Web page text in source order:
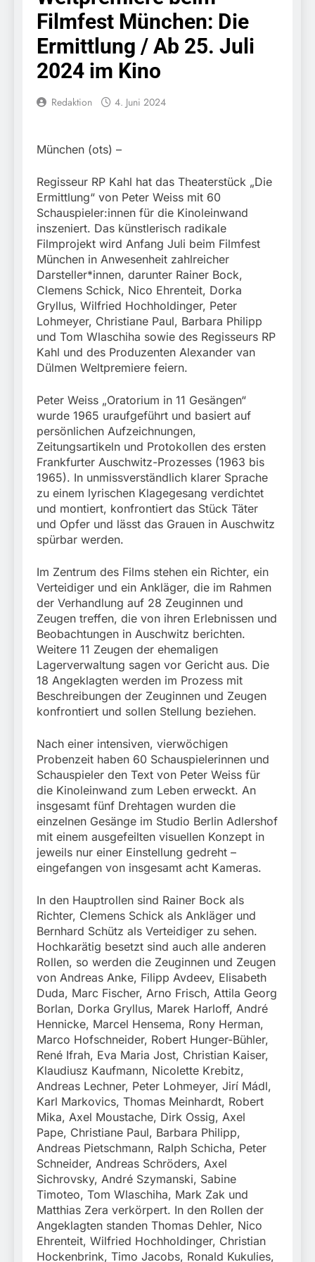
Knopfdruck / Schnelle
Festnahme nach
sexueller Belästigung
Bundespolizeidirektion
München: Bundespolizei
kontrolliert
grenzüberschreitenden
Verkehr / Waffenfund im
7. August 2026
Bundespolizeidirektion
festgenommen als die
fest
6. August 2026
Fundtier
Schrotthändler
erschleicht rund 45.000
Euro Sozialleistungen
Ermittlungen der
Finanzkontrolle
Schwarzarbeit führen zu
rechtskräftiger
Verurteilung wegen
Betrugs
6. August 2026
Bundespolizeidirektion
München: Europaweit
gesuchtes Mitglied einer
kriminellen Vereinigung
geht ins Netz –
Bundespolizei vollstreckt
europäischen
Auslieferungshaftbefehl
6. August 2026
Bundespolizeidirektion
München: Update zu den
Einsatzmaßnahmen der
Bundespolizei in
Saarbrücken
5. August 2026
Bundespolizeidirektion
München:
Beinahekollision an
Bahnübergang in Aubing
/ Bundespolizei ermittelt
wegen gefährlichen
Bahnverkehr
5. August 2026
Filmfest München: Die
Ermittlung / Ab 25. Juli
2024 im Kino
Redaktion 4. Juni 2024
München (ots) –
Regisseur RP Kahl hat das Theaterstück „Die
Ermittlung“ von Peter Weiss mit 60
Schauspieler:innen für die Kinoleinwand
inszeniert. Das künstlerisch radikale
Filmprojekt wird Anfang Juli beim Filmfest
München in Anwesenheit zahlreicher
Darsteller*innen, darunter Rainer Bock,
Clemens Schick, Nico Ehrenteit, Dorka
Gryllus, Wilfried Hochholdinger, Peter
Lohmeyer, Christiane Paul, Barbara Philipp
und Tom Wlaschiha sowie des Regisseurs RP
Kahl und des Produzenten Alexander van
Dülmen Weltpremiere feiern.
Peter Weiss „Oratorium in 11 Gesängen“
wurde 1965 uraufgeführt und basiert auf
persönlichen Aufzeichnungen,
Zeitungsartikeln und Protokollen des ersten
Frankfurter Auschwitz-Prozesses (1963 bis
1965). In unmissverständlich klarer Sprache
zu einem lyrischen Klagegesang verdichtet
und montiert, konfrontiert das Stück Täter
und Opfer und lässt das Grauen in Auschwitz
spürbar werden.
Im Zentrum des Films stehen ein Richter, ein
Verteidiger und ein Ankläger, die im Rahmen
der Verhandlung auf 28 Zeuginnen und
Zeugen treffen, die von ihren Erlebnissen und
Beobachtungen in Auschwitz berichten.
Weitere 11 Zeugen der ehemaligen
Lagerverwaltung sagen vor Gericht aus. Die
18 Angeklagten werden im Prozess mit
Beschreibungen der Zeuginnen und Zeugen
konfrontiert und sollen Stellung beziehen.
Nach einer intensiven, vierwöchigen
Probenzeit haben 60 Schauspielerinnen und
Schauspieler den Text von Peter Weiss für
die Kinoleinwand zum Leben erweckt. An
insgesamt fünf Drehtagen wurden die
einzelnen Gesänge im Studio Berlin Adlershof
mit einem ausgefeilten visuellen Konzept in
jeweils nur einer Einstellung gedreht –
eingefangen von insgesamt acht Kameras.
In den Hauptrollen sind Rainer Bock als
Richter, Clemens Schick als Ankläger und
Bernhard Schütz als Verteidiger zu sehen.
Hochkarätig besetzt sind auch alle anderen
Rollen, so werden die Zeuginnen und Zeugen
von Andreas Anke, Filipp Avdeev, Elisabeth
Duda, Marc Fischer, Arno Frisch, Attila Georg
Borlan, Dorka Gryllus, Marek Harloff, André
Hennicke, Marcel Hensema, Rony Herman,
Marco Hofschneider, Robert Hunger-Bühler,
René Ifrah, Eva Maria Jost, Christian Kaiser,
Klaudiusz Kaufmann, Nicolette Krebitz,
Andreas Lechner, Peter Lohmeyer, Jirí Mádl,
Karl Markovics, Thomas Meinhardt, Robert
Mika, Axel Moustache, Dirk Ossig, Axel
Pape, Christiane Paul, Barbara Philipp,
Andreas Pietschmann, Ralph Schicha, Peter
Schneider, Andreas Schröders, Axel
Sichrovsky, André Szymanski, Sabine
Timoteo, Tom Wlaschiha, Mark Zak und
Matthias Zera verkörpert. In den Rollen der
Angeklagten standen Thomas Dehler, Nico
Ehrenteit, Wilfried Hochholdinger, Christian
Hockenbrink, Timo Jacobs, Ronald Kukulies,